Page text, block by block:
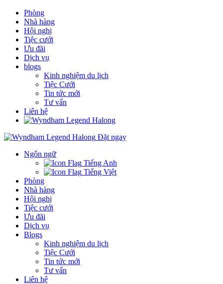
Phòng
Nhà hàng
Hội nghị
Tiệc cưới
Ưu đãi
Dịch vụ
blogs
Kinh nghiệm du lịch
Tiệc Cưới
Tin tức mới
Tư vấn
Liên hệ
Đặt ngay
Ngôn ngữ
Tiếng Anh
Tiếng Việt
Phòng
Nhà hàng
Hội nghị
Tiệc cưới
Ưu đãi
Dịch vụ
Blogs
Kinh nghiệm du lịch
Tiệc Cưới
Tin tức mới
Tư vấn
Liên hệ